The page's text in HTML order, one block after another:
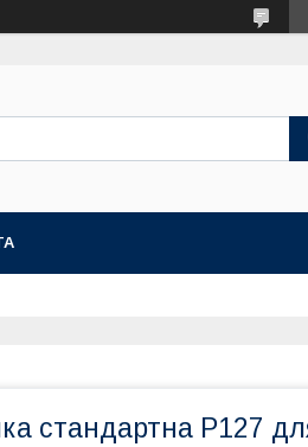
стандартна Р127